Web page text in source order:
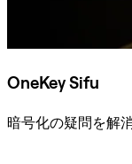
OneKey Sifu
暗号化の疑問を解